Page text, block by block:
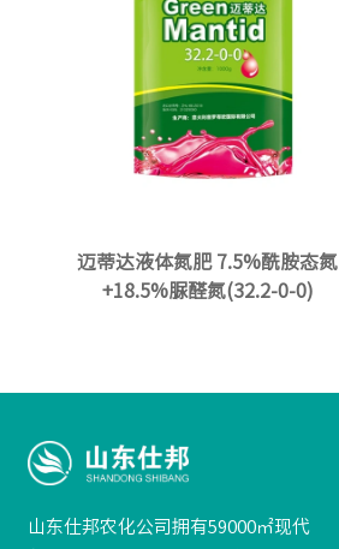
迈蒂达液体氮肥 7.5%酰胺态氮
+18.5%脲醛氮(32.2-0-0)
山东仕邦农化公司拥有59000㎡现代